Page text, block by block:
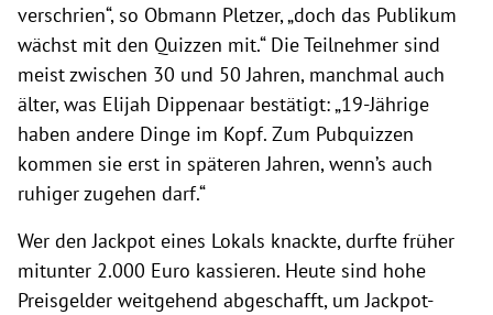
verschrien“, so Obmann Pletzer, „doch das Publikum
wächst mit den Quizzen mit.“ Die Teilnehmer sind
meist zwischen 30 und 50 Jahren, manchmal auch
älter, was Elijah Dippenaar bestätigt: „19-Jährige
haben andere Dinge im Kopf. Zum Pubquizzen
kommen sie erst in späteren Jahren, wenn’s auch
ruhiger zugehen darf.“
Wer den Jackpot eines Lokals knackte, durfte früher
mitunter 2.000 Euro kassieren. Heute sind hohe
Preisgelder weitgehend abgeschafft, um Jackpot-